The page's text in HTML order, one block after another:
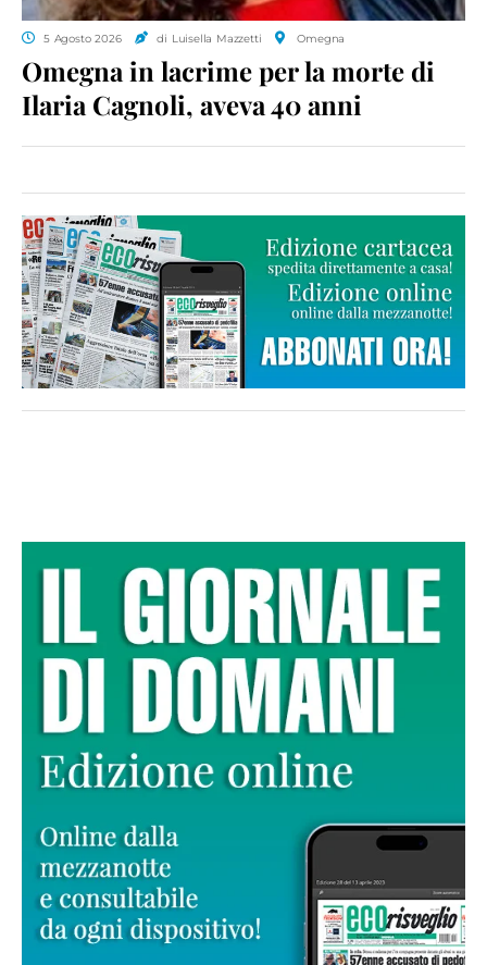
5 Agosto 2026 di Luisella Mazzetti Omegna
Omegna in lacrime per la morte di
Ilaria Cagnoli, aveva 40 anni